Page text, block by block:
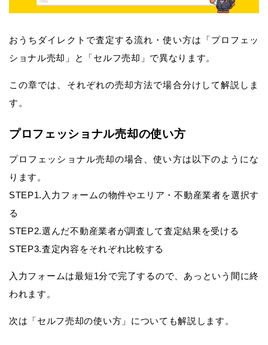
おうちダイレクトで査定する流れ・使い方は「プロフェッ
ショナル売却」と「セルフ売却」で異なります。
この章では、それぞれの売却方法で場合分けして解説しま
す。
プロフェッショナル売却の使い方
プロフェッショナル売却の場合、使い方は以下のようにな
ります。
STEP1.入力フォームの物件やエリア・不動産業者を選択す
る
STEP2.選んだ不動産業者が調査して査定結果を受ける
STEP3.査定内容をそれぞれ比較する
入力フォームは最短1分で完了するので、あっという間に終
われます。
次は「セルフ売却の使い方」についても解説します。